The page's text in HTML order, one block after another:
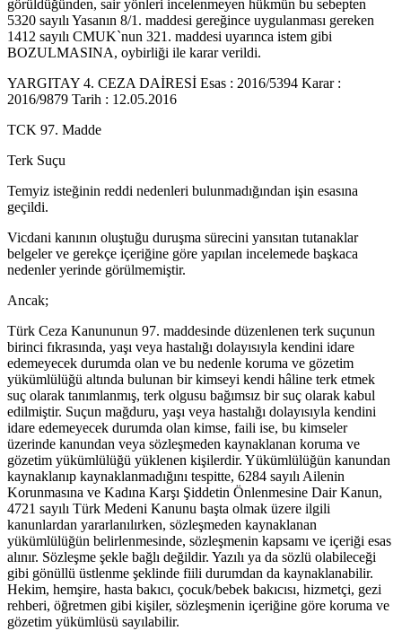
görüldüğünden, sair yönleri incelenmeyen hükmün bu sebepten
5320 sayılı Yasanın 8/1. maddesi gereğince uygulanması gereken
1412 sayılı CMUK`nun 321. maddesi uyarınca istem gibi
BOZULMASINA, oybirliği ile karar verildi.
YARGITAY 4. CEZA DAİRESİ Esas : 2016/5394 Karar :
2016/9879 Tarih : 12.05.2016
TCK 97. Madde
Terk Suçu
Temyiz isteğinin reddi nedenleri bulunmadığından işin esasına
geçildi.
Vicdani kanının oluştuğu duruşma sürecini yansıtan tutanaklar
belgeler ve gerekçe içeriğine göre yapılan incelemede başkaca
nedenler yerinde görülmemiştir.
Ancak;
Türk Ceza Kanununun 97. maddesinde düzenlenen terk suçunun
birinci fıkrasında, yaşı veya hastalığı dolayısıyla kendini idare
edemeyecek durumda olan ve bu nedenle koruma ve gözetim
yükümlülüğü altında bulunan bir kimseyi kendi hâline terk etmek
suç olarak tanımlanmış, terk olgusu bağımsız bir suç olarak kabul
edilmiştir. Suçun mağduru, yaşı veya hastalığı dolayısıyla kendini
idare edemeyecek durumda olan kimse, faili ise, bu kimseler
üzerinde kanundan veya sözleşmeden kaynaklanan koruma ve
gözetim yükümlülüğü yüklenen kişilerdir. Yükümlülüğün kanundan
kaynaklanıp kaynaklanmadığını tespitte, 6284 sayılı Ailenin
Korunmasına ve Kadına Karşı Şiddetin Önlenmesine Dair Kanun,
4721 sayılı Türk Medeni Kanunu başta olmak üzere ilgili
kanunlardan yararlanılırken, sözleşmeden kaynaklanan
yükümlülüğün belirlenmesinde, sözleşmenin kapsamı ve içeriği esas
alınır. Sözleşme şekle bağlı değildir. Yazılı ya da sözlü olabileceği
gibi gönüllü üstlenme şeklinde fiili durumdan da kaynaklanabilir.
Hekim, hemşire, hasta bakıcı, çocuk/bebek bakıcısı, hizmetçi, gezi
rehberi, öğretmen gibi kişiler, sözleşmenin içeriğine göre koruma ve
gözetim yükümlüsü sayılabilir.